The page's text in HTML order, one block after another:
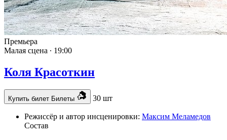
Премьера
Малая сцена ∙ 19:00
Коля Красоткин
Купить билет Билеты 30 шт
Режиссёр и автор инсценировки: Максим Меламедов
Состав